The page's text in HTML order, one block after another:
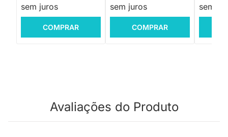
sem juros
COMPRAR
sem juros
COMPRAR
sem
Avaliações do Produto